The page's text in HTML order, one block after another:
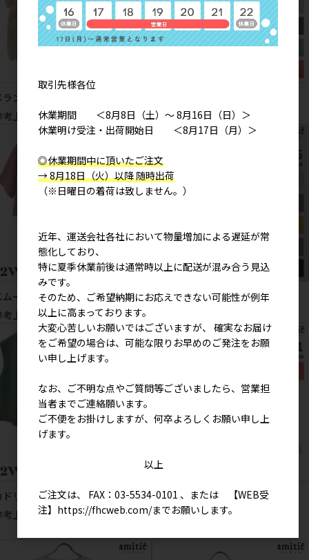
ランジェヤーン ベスト
上代
6,500円
参考上代 3,900円
ムース 2WAYベスト
上代
3,900円
カドリー 前後2WAYベスト
ドリー 前開き2WAYベスト
上代
3,900円
フルイド ベスト
取引先様各位
休業期間 ＜8月8日（土）～ 8月16日（日）＞
休業明け受注・出荷開始日 ＜8月17日（月）＞
◎休業期間中に頂いたご注文
→ 8月18日（火）以降 随時出荷
（※日曜日の着荷は致しません。）
近年、運送会社各社において物量増加による遅延が常
態化しており、
特に夏季休業前後は通常時以上に配送が混み合う見込
みです。
そのため、ご希望納期にお応えできない可能性が例年
以上に高まっております。
大変心苦しいお願いではございますが、 確実なお届け
をご希望の場合は、可能な限りお早めのご発注をお願
い申し上げます。
なお、ご不明な点やご質問等ございましたら、営業担
当者までご連絡願います。
ご不便をお掛けしますが、何卒よろしくお願い申し上
げます。
以上
ご注文は、 FAX：03-5534-0101 、または 【WEB受
注】 https://fhcweb.com/までお願いします。